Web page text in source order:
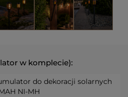
w komplecie):
do dekoracji solarnych
NI-MH